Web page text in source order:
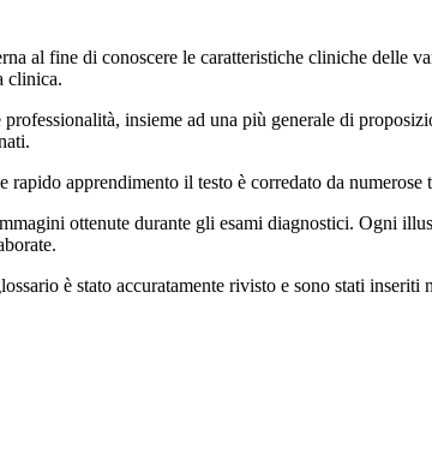
al fine di conoscere le caratteristiche cliniche delle
clinica.
insieme ad una più generale di
apprendimento il testo è corredato da numerose
ottenute durante gli esami diagnostici. Ogni
è stato accuratamente rivisto e sono stati